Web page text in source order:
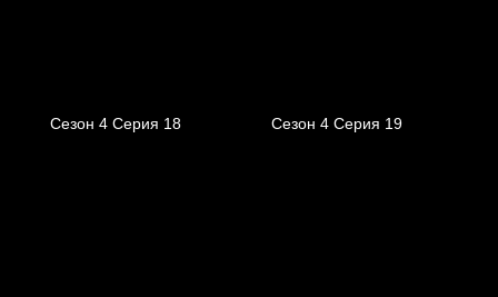
Сезон 4 Серия 18 Сезон 4 Серия 19